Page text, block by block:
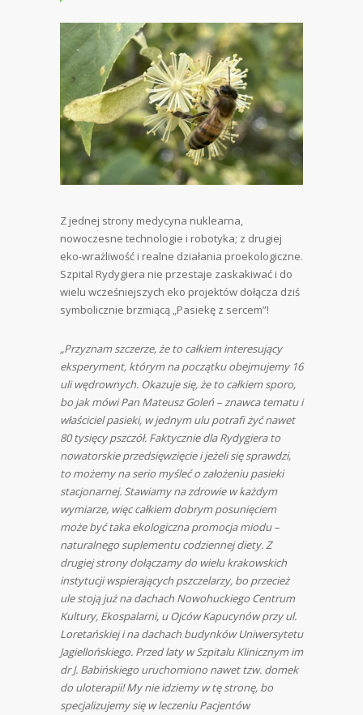
Z jednej strony medycyna nuklearna,
nowoczesne technologie i robotyka; z drugiej
eko-wrażliwość i realne działania proekologiczne.
Szpital Rydygiera nie przestaje zaskakiwać i do
wielu wcześniejszych eko projektów dołącza dziś
symbolicznie brzmiącą „Pasiekę z sercem”!
„Przyznam szczerze, że to całkiem interesujący
eksperyment, którym na początku obejmujemy 16
uli wędrownych. Okazuje się, że to całkiem sporo,
bo jak mówi Pan Mateusz Goleń – znawca tematu i
właściciel pasieki, w jednym ulu potrafi żyć nawet
80 tysięcy pszczół. Faktycznie dla Rydygiera to
nowatorskie przedsięwzięcie i jeżeli się sprawdzi,
to możemy na serio myśleć o założeniu pasieki
stacjonarnej. Stawiamy na zdrowie w każdym
wymiarze, więc całkiem dobrym posunięciem
może być taka ekologiczna promocja miodu –
naturalnego suplementu codziennej diety. Z
drugiej strony dołączamy do wielu krakowskich
instytucji wspierających pszczelarzy, bo przecież
ule stoją już na dachach Nowohuckiego Centrum
Kultury, Ekospalarni, u Ojców Kapucynów przy ul.
Loretańskiej i na dachach budynków Uniwersytetu
Jagiellońskiego. Przed laty w Szpitalu Klinicznym im
dr J. Babińskiego uruchomiono nawet tzw. domek
do uloterapii! My nie idziemy w tę stronę, bo
specjalizujemy się w leczeniu Pacjentów